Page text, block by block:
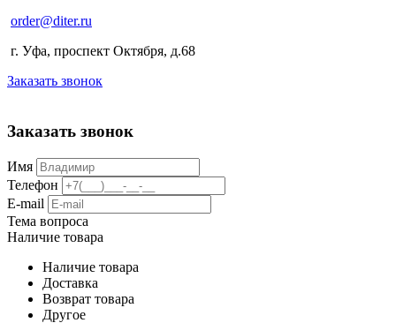
order@diter.ru
г. Уфа, проспект Октября, д.68
Заказать звонок
Заказать звонок
Имя
Телефон
E-mail
Тема вопроса
Наличие товара
Наличие товара
Доставка
Возврат товара
Другое